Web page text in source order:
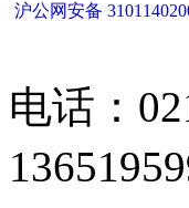
沪公网安备
电话：